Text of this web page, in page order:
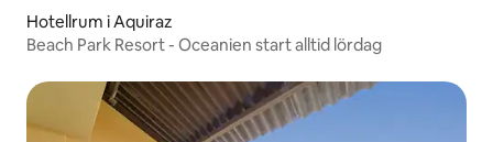
Hotellrum i Aquiraz
Beach Park Resort - Oceanien start alltid lördag